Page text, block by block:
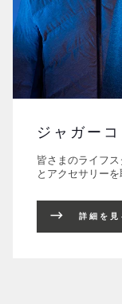
ジャガー
皆さまのライフ
とアクセサリーを
詳細を見